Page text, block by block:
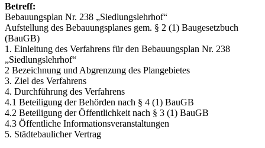
Betreff:
Bebauungsplan Nr. 238 „Siedlungslehrhof“
Aufstellung des Bebauungsplanes gem. § 2 (1) Baugesetzbuch
(BauGB)
1. Einleitung des Verfahrens für den Bebauungsplan Nr. 238
„Siedlungslehrhof“
2 Bezeichnung und Abgrenzung des Plangebietes
3. Ziel des Verfahrens
4. Durchführung des Verfahrens
4.1 Beteiligung der Behörden nach § 4 (1) BauGB
4.2 Beteiligung der Öffentlichkeit nach § 3 (1) BauGB
4.3 Öffentliche Informationsveranstaltungen
5. Städtebaulicher Vertrag